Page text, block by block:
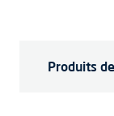
Produits